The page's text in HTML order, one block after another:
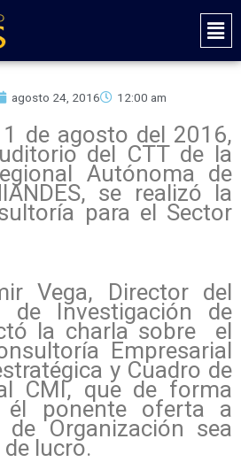
Main
agosto 24, 2016 12:00 am
de agosto del 2016,
del CTT de la
Autónoma de
se realizó la
para el Sector
Vega, Director del
de Investigación de
la charla sobre el
Empresarial
y Cuadro de
CMI, que de forma
él ponente oferta a
Organización sea
lucro.